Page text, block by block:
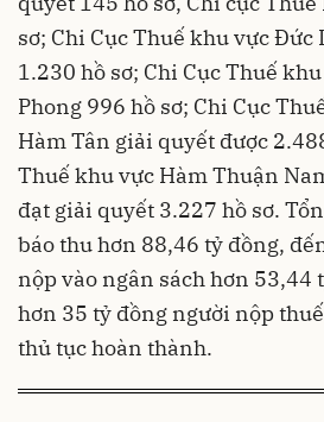
sơ; Chi Cục Thuế khu vực
1.230 hồ sơ; Chi Cục Thuế
Phong 996 hồ sơ; Chi Cục
Hàm Tân giải quyết được
Thuế khu vực Hàm Thuận
đạt giải quyết 3.227 hồ sơ.
báo thu hơn 88,46 tỷ đồng,
nộp vào ngân sách hơn 53,44
hơn 35 tỷ đồng người nộp
thủ tục hoàn thành.